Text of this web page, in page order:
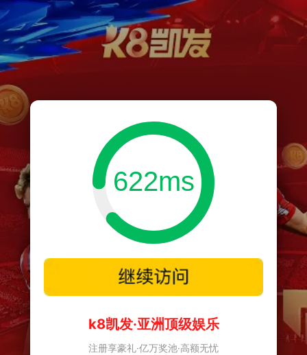
622ms
k8凯发·亚洲顶级娱乐
注册享豪礼·亿万奖池·高额无忧